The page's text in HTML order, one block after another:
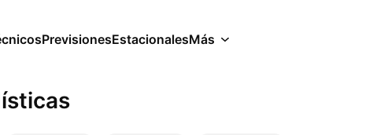
PrevisionesEstacionalesMás